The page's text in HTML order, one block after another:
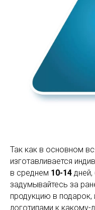
Так как в основном
изготавливается
в среднем 10-14
задумывайтесь за
продукцию в подарок,
логотипами к